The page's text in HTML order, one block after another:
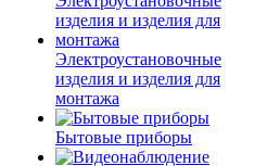
Электроустановочные
изделия и изделия для
монтажа
Бытовые приборы